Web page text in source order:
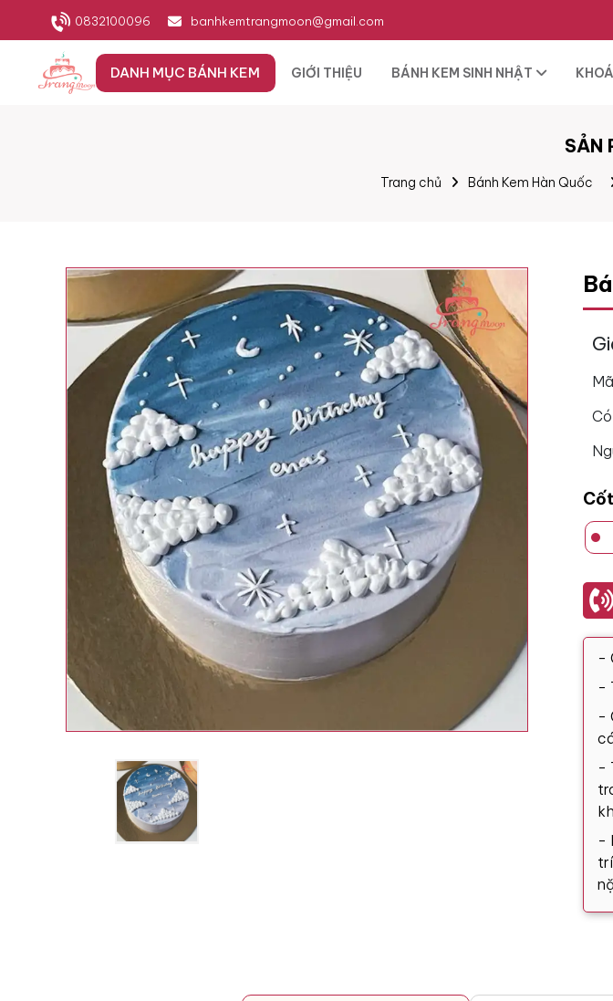
0832100096 banhkemtrangmoon@gmail.com
DANH MỤC BÁNH KEM GIỚI THIỆU BÁNH KEM SINH NHẬT
SẢN
Trang chủ Bánh Kem Hàn Quốc
-
-
-
-
-